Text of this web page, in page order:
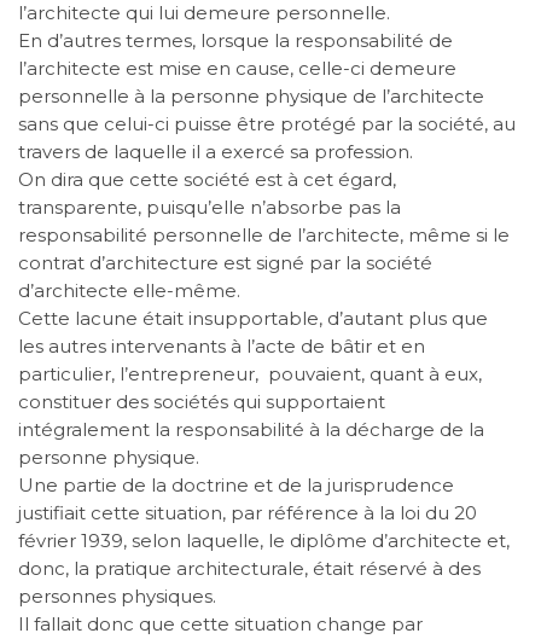
l’architecte qui lui demeure personnelle.
En d’autres termes, lorsque la responsabilité de
l’architecte est mise en cause, celle-ci demeure
personnelle à la personne physique de l’architecte
sans que celui-ci puisse être protégé par la société, au
travers de laquelle il a exercé sa profession.
On dira que cette société est à cet égard,
transparente, puisqu’elle n’absorbe pas la
responsabilité personnelle de l’architecte, même si le
contrat d’architecture est signé par la société
d’architecte elle-même.
Cette lacune était insupportable, d’autant plus que
les autres intervenants à l’acte de bâtir et en
particulier, l’entrepreneur, pouvaient, quant à eux,
constituer des sociétés qui supportaient
intégralement la responsabilité à la décharge de la
personne physique.
Une partie de la doctrine et de la jurisprudence
justifiait cette situation, par référence à la loi du 20
février 1939, selon laquelle, le diplôme d’architecte et,
donc, la pratique architecturale, était réservé à des
personnes physiques.
Il fallait donc que cette situation change par